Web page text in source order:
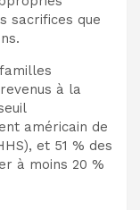
sacrifices que
à la
américain de
et 51 % des
à moins 20 %